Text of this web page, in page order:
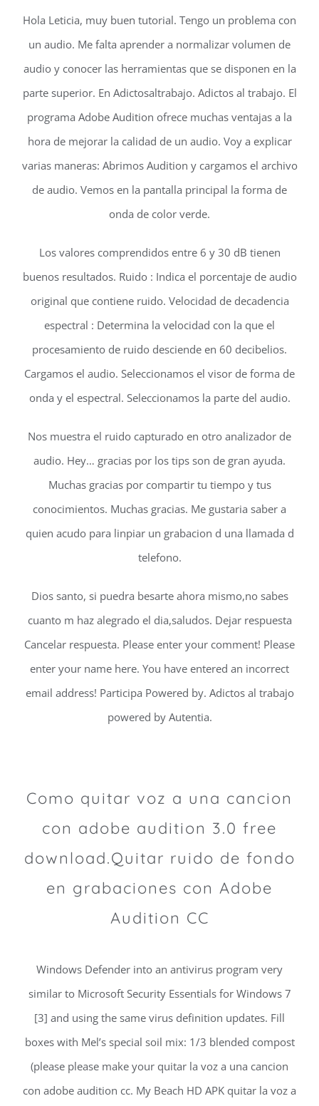
Hola Leticia, muy buen tutorial. Tengo un problema con
un audio. Me falta aprender a normalizar volumen de
audio y conocer las herramientas que se disponen en la
parte superior. En Adictosaltrabajo. Adictos al trabajo. El
programa Adobe Audition ofrece muchas ventajas a la
hora de mejorar la calidad de un audio. Voy a explicar
varias maneras: Abrimos Audition y cargamos el archivo
de audio. Vemos en la pantalla principal la forma de
onda de color verde.
Los valores comprendidos entre 6 y 30 dB tienen
buenos resultados. Ruido : Indica el porcentaje de audio
original que contiene ruido. Velocidad de decadencia
espectral : Determina la velocidad con la que el
procesamiento de ruido desciende en 60 decibelios.
Cargamos el audio. Seleccionamos el visor de forma de
onda y el espectral. Seleccionamos la parte del audio.
Nos muestra el ruido capturado en otro analizador de
audio. Hey… gracias por los tips son de gran ayuda.
Muchas gracias por compartir tu tiempo y tus
conocimientos. Muchas gracias. Me gustaria saber a
quien acudo para linpiar un grabacion d una llamada d
telefono.
Dios santo, si puedra besarte ahora mismo,no sabes
cuanto m haz alegrado el dia,saludos. Dejar respuesta
Cancelar respuesta. Please enter your comment! Please
enter your name here. You have entered an incorrect
email address! Participa Powered by. Adictos al trabajo
powered by Autentia.
Como quitar voz a una cancion
con adobe audition 3.0 free
download.Quitar ruido de fondo
en grabaciones con Adobe
Audition CC
Windows Defender into an antivirus program very
similar to Microsoft Security Essentials for Windows 7
[3] and using the same virus definition updates. Fill
boxes with Mel’s special soil mix: 1/3 blended compost
(please please make your quitar la voz a una cancion
con adobe audition cc. My Beach HD APK quitar la voz a